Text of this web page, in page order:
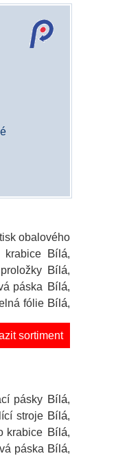
obalového
krabice Bílá,
Bílá,
páska Bílá,
fólieBílá,
sortiment
páskyBílá,
strojeBílá,
krabice Bílá,
páskaBílá,